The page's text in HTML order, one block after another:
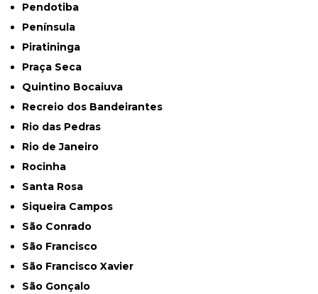
Pendotiba
Península
Piratininga
Praça Seca
Quintino Bocaiuva
Recreio dos Bandeirantes
Rio das Pedras
Rio de Janeiro
Rocinha
Santa Rosa
Siqueira Campos
São Conrado
São Francisco
São Francisco Xavier
São Gonçalo